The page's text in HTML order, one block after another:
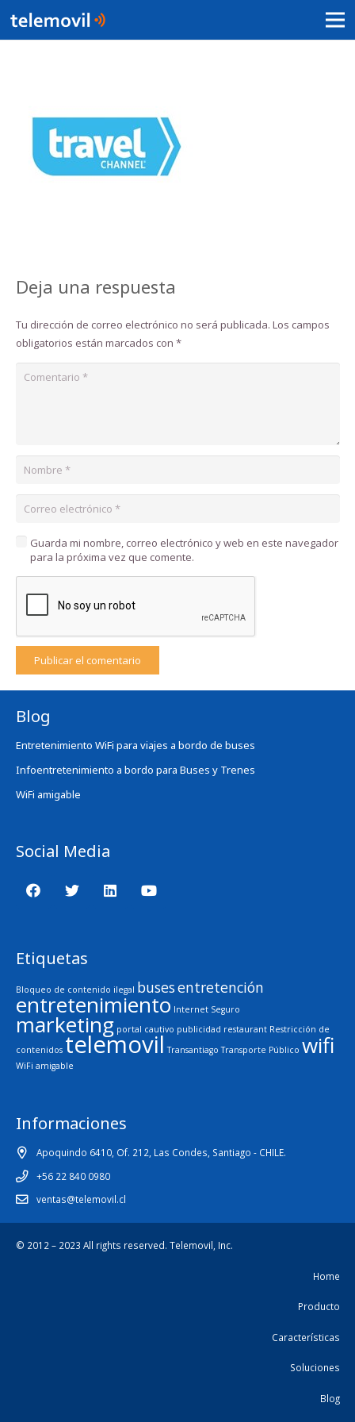
Deja una respuesta
Tu dirección de correo electrónico no será publicada. Los campos
obligatorios están marcados con *
Guarda mi nombre, correo electrónico y web en este navegador
para la próxima vez que comente.
Publicar el comentario
Blog
Entretenimiento WiFi para viajes a bordo de buses
Infoentretenimiento a bordo para Buses y Trenes
WiFi amigable
Social Media
Etiquetas
Bloqueo de contenido ilegal busesentretención
entretenimiento Internet Seguro
marketing portal cautivo publicidad restaurant Restricción de
contenidos telemovil Transantiago Transporte Público wifi
WiFi amigable
Informaciones
Apoquindo 6410, Of. 212, Las Condes, Santiago - CHILE.
+56 22 840 0980
ventas@telemovil.cl
© 2012 – 2023 All rights reserved. Telemovil, Inc.
Home
Producto
Características
Soluciones
Blog